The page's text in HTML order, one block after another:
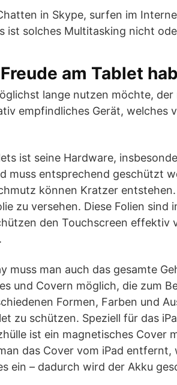
in Skype, surfen im
ist solches Multitasking nicht
am Tablet
lange nutzen möchte,
empfindliches Gerät, welches
ist seine Hardware,
muss entsprechend geschützt
können Kratzer
zu versehen. Diese Folien sind
den Touchscreen
muss man auch das gesamte
und Covern möglich, die zum
Formen, Farben und
zu schützen. Speziell für das
ist ein magnetisches Cover
das Cover vom iPad
ein – dadurch wird der Akku